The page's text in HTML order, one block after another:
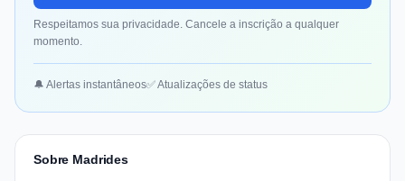
Respeitamos sua privacidade. Cancele a inscrição a qualquer
momento.
🔔 Alertas instantâneos✅ Atualizações de status
Sobre Madrides